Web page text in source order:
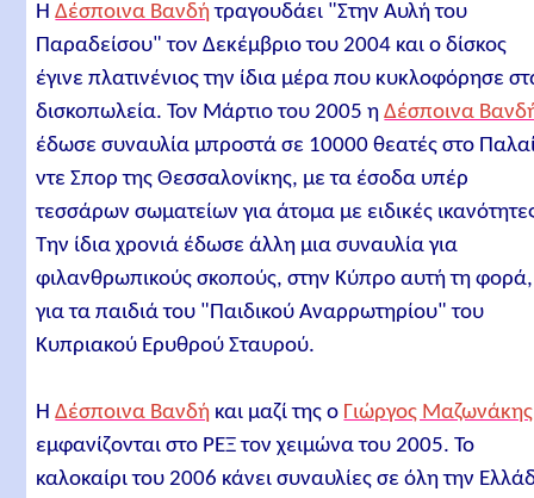
ΗΔέσποινα Βανδή τραγουδάει "Στην Αυλή του
Παραδείσου" τον Δεκέμβριο του 2004 και ο δίσκος
έγινε πλατινένιος την ίδια μέρα που κυκλοφόρησε
δισκοπωλεία. Τον Μάρτιο του 2005 ηΔέσποινα
έδωσε συναυλία μπροστά σε 10000 θεατές στο
ντε Σπορ της Θεσσαλονίκης, με τα έσοδα υπέρ
τεσσάρων σωματείων για άτομα με ειδικές
Την ίδια χρονιά έδωσε άλλη μια συναυλία για
φιλανθρωπικούς σκοπούς, στην Κύπρο αυτή τη φορά,
για τα παιδιά του "Παιδικού Αναρρωτηρίου" του
Κυπριακού Ερυθρού Σταυρού.
ΗΔέσποινα Βανδή και μαζί της ο Γιώργος Μαζωνάκης
εμφανίζονται στο ΡΕΞ τον χειμώνα του 2005. Το
καλοκαίρι του 2006 κάνει συναυλίες σε όλη την